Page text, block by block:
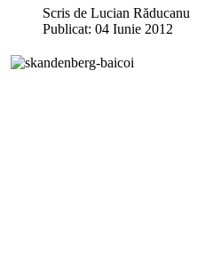
Scris de Lucian Răducanu
Publicat: 04 Iunie 2012